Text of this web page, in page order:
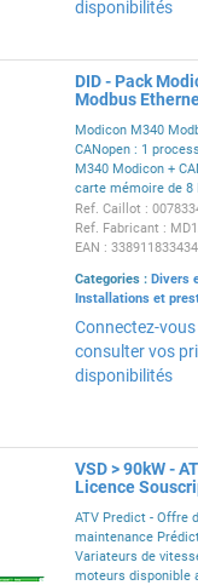
disponibilités
DID - Pack
Modbus
Modicon M340
CANopen : 1
M340 Modicon +
carte mémoire de 8
alimentation 230 V,
16E avec bornier à
relais 16S avec
extensibles.
Ref. Caillot :
Ref. Fabricant :
EAN :
Categories : Divers
Installations et
Connectez-
consulter vos
disponibilités
VSD > 90kW -
Licence
ATV Predict - Offre
maintenance
Variateurs de
moteurs disponible